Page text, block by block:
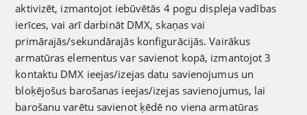
aktivizēt, izmantojot iebūvētās 4 pogu displeja vadības
ierīces, vai arī darbināt DMX, skaņas vai
primārajās/sekundārajās konfigurācijās. Vairākus
armatūras elementus var savienot kopā, izmantojot 3
kontaktu DMX ieejas/izejas datu savienojumus un
bloķējošus barošanas ieejas/izejas savienojumus, lai
barošanu varētu savienot ķēdē no viena armatūras